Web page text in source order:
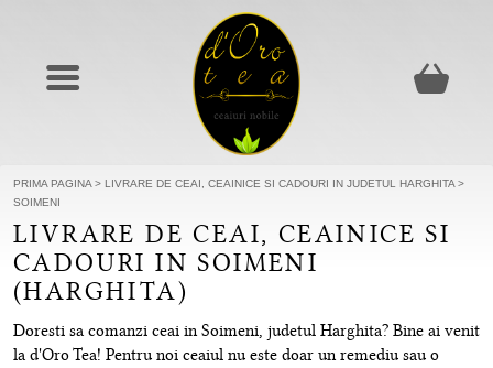
PRIMA PAGINA > LIVRARE DE CEAI, CEAINICE SI CADOURI IN JUDETUL HARGHITA >
SOIMENI
LIVRARE DE CEAI, CEAINICE SI
CADOURI IN SOIMENI
(HARGHITA)
Doresti sa comanzi ceai in Soimeni, judetul Harghita? Bine ai venit
la d'Oro Tea! Pentru noi ceaiul nu este doar un remediu sau o